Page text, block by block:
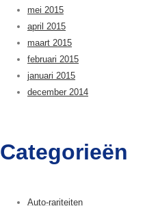
mei 2015
april 2015
maart 2015
februari 2015
januari 2015
december 2014
Categorieën
Auto-rariteiten